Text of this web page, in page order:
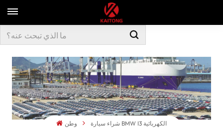
وطن شراء سيارة BMW I3 الكهربائية